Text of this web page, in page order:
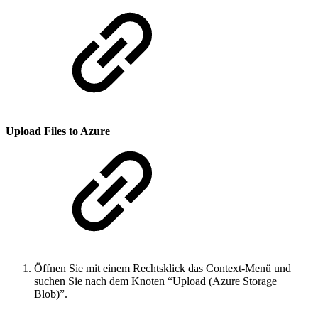
Upload Files to Azure
Öffnen Sie mit einem Rechtsklick das Context-Menü und
suchen Sie nach dem Knoten “Upload (Azure Storage
Blob)”.